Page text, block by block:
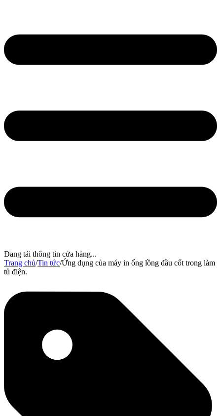
Đang tải thông tin cửa hàng...
Trang chủ/Tin tức/Ứng dụng của máy in ống lồng đầu cốt trong làm
tủ điện.